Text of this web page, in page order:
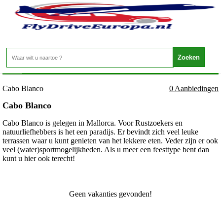
Spanje - Mallorca - Cabo Blanco
Home>
Cabo Blanco 0 Aanbiedingen
Cabo Blanco
Cabo Blanco is gelegen in Mallorca. Voor Rustzoekers en
natuurliefhebbers is het een paradijs. Er bevindt zich veel leuke
terrassen waar u kunt genieten van het lekkere eten. Veder zijn er ook
veel (water)sportmogelijkheden. Als u meer een feesttype bent dan
kunt u hier ook terecht!
Geen vakanties gevonden!